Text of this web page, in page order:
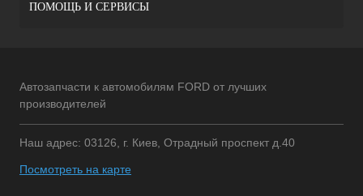
ПОМОЩЬ И СЕРВИСЫ
Автозапчасти к автомобилям FORD от лучших
производителей
Наш адрес: 03126, г. Киев, Отрадный проспект д.40
Посмотреть на карте